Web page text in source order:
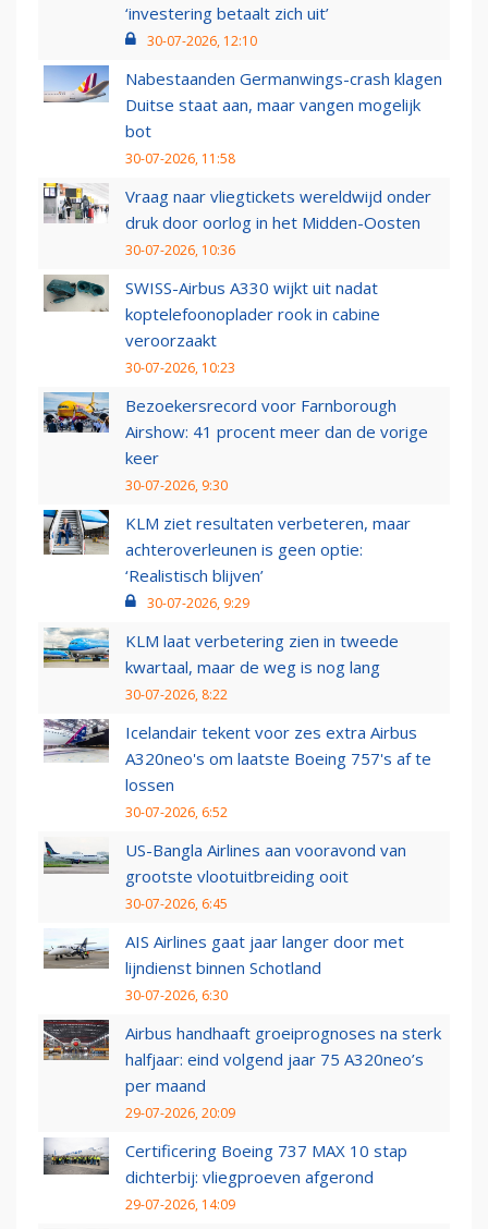
‘investering betaalt zich uit’
30-07-2026, 12:10
Nabestaanden Germanwings-crash klagen
Duitse staat aan, maar vangen mogelijk
bot
30-07-2026, 11:58
Vraag naar vliegtickets wereldwijd onder
druk door oorlog in het Midden-Oosten
30-07-2026, 10:36
SWISS-Airbus A330 wijkt uit nadat
koptelefoonoplader rook in cabine
veroorzaakt
30-07-2026, 10:23
Bezoekersrecord voor Farnborough
Airshow: 41 procent meer dan de vorige
keer
30-07-2026, 9:30
KLM ziet resultaten verbeteren, maar
achteroverleunen is geen optie:
‘Realistisch blijven’
30-07-2026, 9:29
KLM laat verbetering zien in tweede
kwartaal, maar de weg is nog lang
30-07-2026, 8:22
Icelandair tekent voor zes extra Airbus
A320neo's om laatste Boeing 757's af te
lossen
30-07-2026, 6:52
US-Bangla Airlines aan vooravond van
grootste vlootuitbreiding ooit
30-07-2026, 6:45
AIS Airlines gaat jaar langer door met
lijndienst binnen Schotland
30-07-2026, 6:30
Airbus handhaaft groeiprognoses na sterk
halfjaar: eind volgend jaar 75 A320neo’s
per maand
29-07-2026, 20:09
Certificering Boeing 737 MAX 10 stap
dichterbij: vliegproeven afgerond
29-07-2026, 14:09